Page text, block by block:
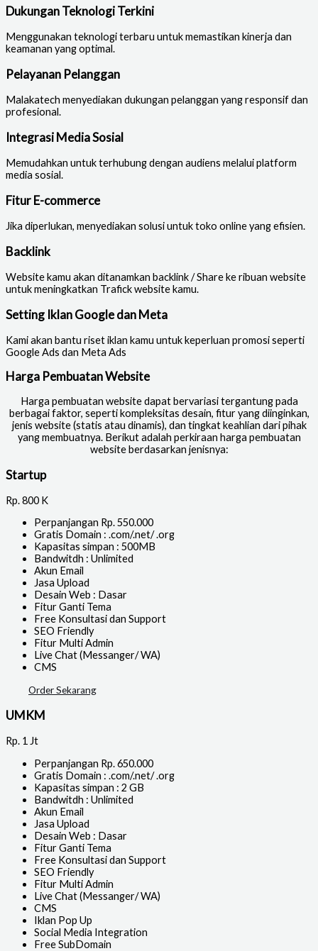
Dukungan Teknologi Terkini
Menggunakan teknologi terbaru untuk memastikan kinerja dan
keamanan yang optimal.
Pelayanan Pelanggan
Malakatech menyediakan dukungan pelanggan yang responsif dan
profesional.
Integrasi Media Sosial
Memudahkan untuk terhubung dengan audiens melalui platform
media sosial.
Fitur E-commerce
Jika diperlukan, menyediakan solusi untuk toko online yang efisien.
Backlink
Website kamu akan ditanamkan backlink / Share ke ribuan website
untuk meningkatkan Trafick website kamu.
Setting Iklan Google dan Meta
Kami akan bantu riset iklan kamu untuk keperluan promosi seperti
Google Ads dan Meta Ads
Harga Pembuatan Website
Harga pembuatan website dapat bervariasi tergantung pada
berbagai faktor, seperti kompleksitas desain, fitur yang diinginkan,
jenis website (statis atau dinamis), dan tingkat keahlian dari pihak
yang membuatnya. Berikut adalah perkiraan harga pembuatan
website berdasarkan jenisnya:
Startup
Rp.800 K
Perpanjangan Rp. 550.000
Gratis Domain : .com/.net/ .org
Kapasitas simpan : 500MB
Bandwitdh : Unlimited
Akun Email
Jasa Upload
Desain Web : Dasar
Fitur Ganti Tema
Free Konsultasi dan Support
SEO Friendly
Fitur Multi Admin
Live Chat (Messanger/ WA)
CMS
Order Sekarang
UMKM
Rp. 1 Jt
Perpanjangan Rp. 650.000
Gratis Domain : .com/.net/ .org
Kapasitas simpan : 2 GB
Bandwitdh : Unlimited
Akun Email
Jasa Upload
Desain Web : Dasar
Fitur Ganti Tema
Free Konsultasi dan Support
SEO Friendly
Fitur Multi Admin
Live Chat (Messanger/ WA)
CMS
Iklan Pop Up
Social Media Integration
Free SubDomain